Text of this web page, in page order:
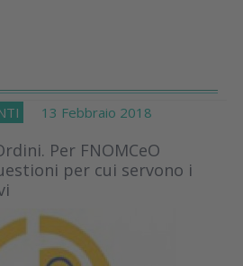
13 Febbraio 2018
Per FNOMCeO
per cui servono i